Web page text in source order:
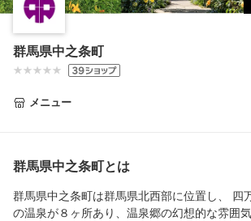
群馬県中之条町
メニュー
群馬県中之条町とは
群馬県中之条町は群馬県北西部に位置し、 四
の温泉が８ヶ所あり、温泉郷の幻想的な雰囲